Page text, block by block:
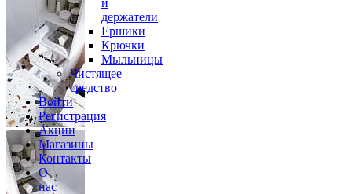
держатели
Ершики
Крючки
Мыльницы
Чистящее
средство
Войти
Регистрация
Акции
Магазины
Контакты
О
нас